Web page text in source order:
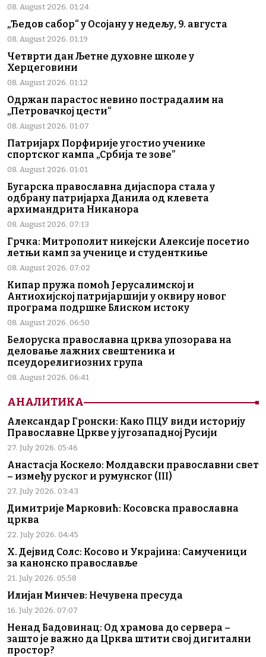
08. August 2026. 01:24
„Ђедов сабор“ у Осојану у недељу, 9. августа
08. August 2026. 01:19
Четврти дан Љетне духовне школе у
Херцеговини
08. August 2026. 01:12
Одржан парастос невино пострадалим на
„Петровачкој цести“
08. August 2026. 01:07
Патријарх Порфирије угостио ученике
спортског кампа „Србија те зове”
08. August 2026. 01:01
Бугарска православна дијаспора стала у
одбрану патријарха Данила од клевета
архимандрита Никанора
08. August 2026. 07:13
Грчка: Митрополит никејски Алексије посетио
летњи камп за ученице и студенткиње
08. August 2026. 07:02
Кипар пружа помоћ Јерусалимској и
Антиохијској патријаршији у оквиру новог
програма подршке Блиском истоку
08. August 2026. 06:50
Белоруска православна црква упозорава на
деловање лажних свештеника и
псеудорелигиозних група
08. August 2026. 06:41
АНАЛИТИКА
Александар Гронски: Како ПЦУ види историју
Православне Цркве у југозападној Русији
27. July 2026. 05:46
Анастасја Коскело: Молдавски православни свет
– између руског и румунског (III)
27. July 2026. 03:43
Димитрије Марковић: Косовска православна
црква
22. July 2026. 04:45
Х. Дејвид Солс: Косово и Украјина: Самученици
за канонско православље
21. July 2026. 05:58
Илијан Минчев: Нечувена пресуда
16. July 2026. 07:07
Ненад Бадовинац: Од храмова до сервера –
зашто је важно да Црква штити свој дигитални
простор?